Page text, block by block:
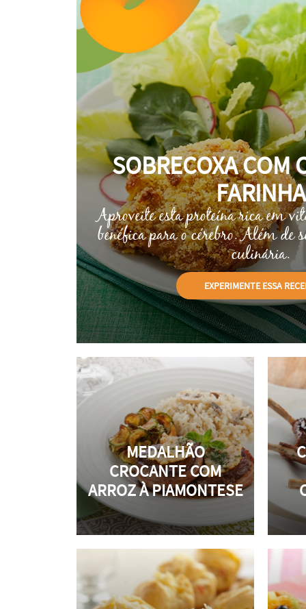
SOBRECOXA COM
FARINHA
Aproveite esta proteína rica em
benéfica para o cérebro. Além
culinária.
EXPERIMENTEESSA
MEDALHÃO
CROCANTE COM
ARROZ À PIAMONTESE